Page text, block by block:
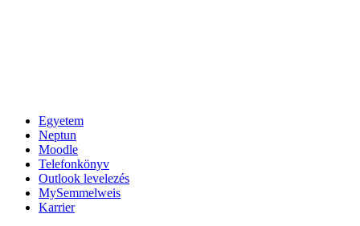
Egyetem
Neptun
Moodle
Telefonkönyv
Outlook levelezés
MySemmelweis
Karrier